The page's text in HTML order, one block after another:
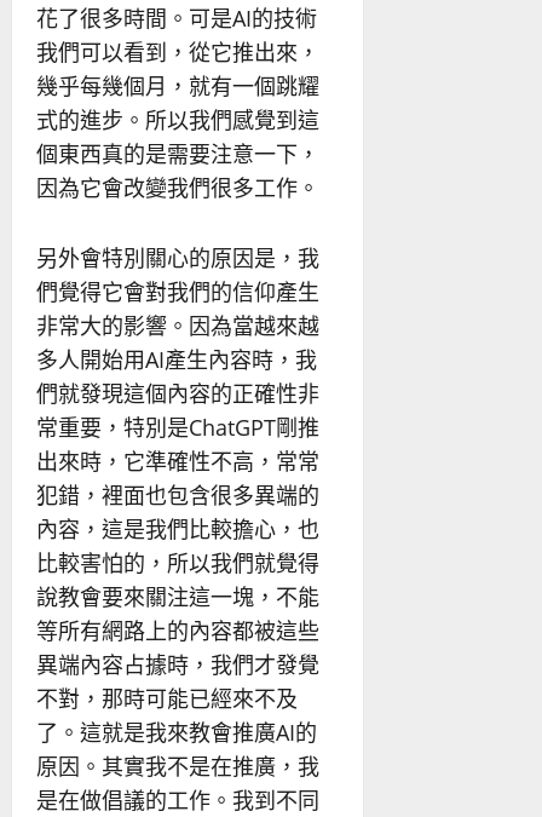
花了很多時間。可是AI的技術
我們可以看到，從它推出來，
幾乎每幾個月，就有一個跳耀
式的進步。所以我們感覺到這
個東西真的是需要注意一下，
因為它會改變我們很多工作。
另外會特別關心的原因是，我
們覺得它會對我們的信仰產生
非常大的影響。因為當越來越
多人開始用AI產生內容時，我
們就發現這個內容的正確性非
常重要，特別是ChatGPT剛推
出來時，它準確性不高，常常
犯錯，裡面也包含很多異端的
內容，這是我們比較擔心，也
比較害怕的，所以我們就覺得
說教會要來關注這一塊，不能
等所有網路上的內容都被這些
異端內容占據時，我們才發覺
不對，那時可能已經來不及
了。這就是我來教會推廣AI的
原因。其實我不是在推廣，我
是在做倡議的工作。我到不同